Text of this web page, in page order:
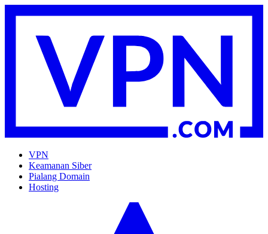
VPN
Keamanan Siber
Pialang Domain
Hosting